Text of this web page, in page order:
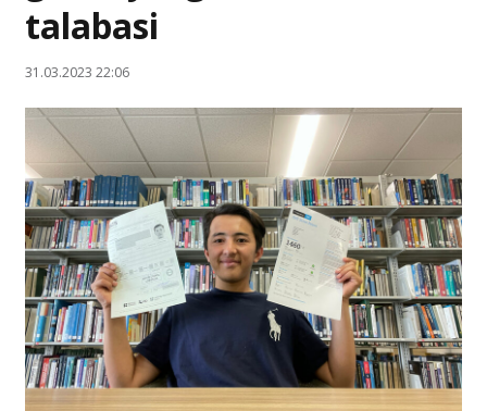
talabasi
31.03.2023 22:06